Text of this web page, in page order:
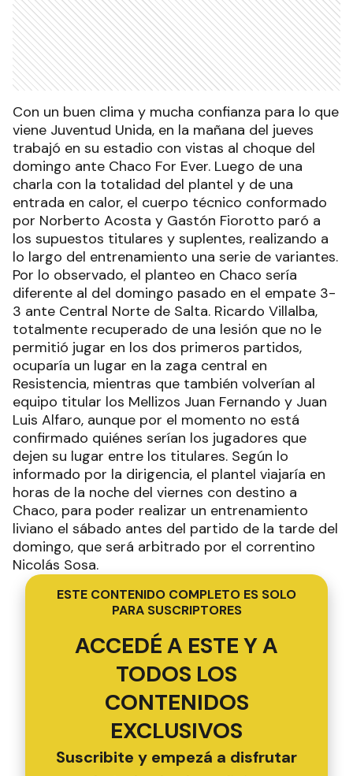
Con un buen clima y mucha confianza para lo que
viene Juventud Unida, en la mañana del jueves
trabajó en su estadio con vistas al choque del
domingo ante Chaco For Ever. Luego de una
charla con la totalidad del plantel y de una
entrada en calor, el cuerpo técnico conformado
por Norberto Acosta y Gastón Fiorotto paró a
los supuestos titulares y suplentes, realizando a
lo largo del entrenamiento una serie de variantes.
Por lo observado, el planteo en Chaco sería
diferente al del domingo pasado en el empate 3-
3 ante Central Norte de Salta. Ricardo Villalba,
totalmente recuperado de una lesión que no le
permitió jugar en los dos primeros partidos,
ocuparía un lugar en la zaga central en
Resistencia, mientras que también volverían al
equipo titular los Mellizos Juan Fernando y Juan
Luis Alfaro, aunque por el momento no está
confirmado quiénes serían los jugadores que
dejen su lugar entre los titulares. Según lo
informado por la dirigencia, el plantel viajaría en
horas de la noche del viernes con destino a
Chaco, para poder realizar un entrenamiento
liviano el sábado antes del partido de la tarde del
domingo, que será arbitrado por el correntino
Nicolás Sosa.
ESTE CONTENIDO COMPLETO ES SOLO
PARA SUSCRIPTORES
ACCEDÉ A ESTE Y A
TODOS LOS
CONTENIDOS
EXCLUSIVOS
Suscribite y empezá a disfrutar